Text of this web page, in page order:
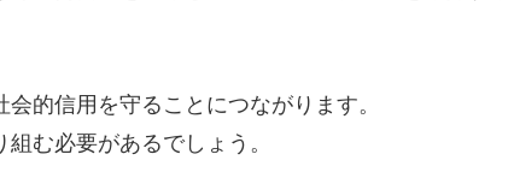
的信用を守ることにつながります。
む必要があるでしょう。